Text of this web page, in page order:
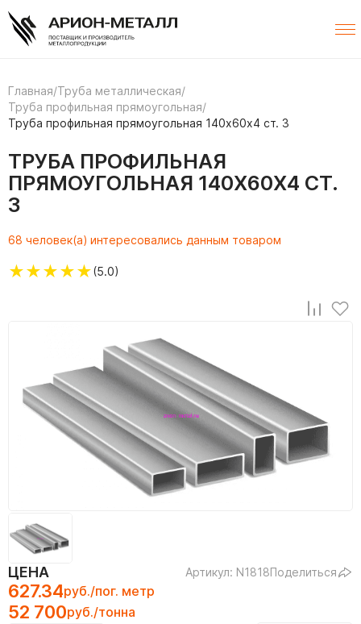
Главная/Труба металлическая/
Труба профильная прямоугольная/
Труба профильная прямоугольная 140х60х4 ст. 3
ТРУБА ПРОФИЛЬНАЯ
ПРЯМОУГОЛЬНАЯ 140Х60Х4 СТ.
3
68 человек(а) интересовались данным товаром
★★★★★(5.0)
ЦЕНА Артикул: N1818Поделиться
627.34руб./пог. метр
52 700руб./тонна